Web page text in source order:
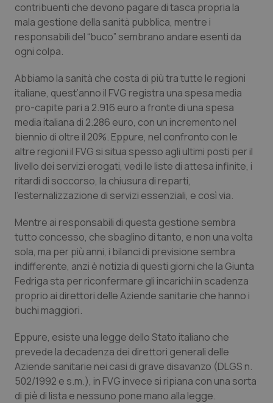
QS Pro
Professionisti Sanitari.AI
Abruzzo
Basilicata
Calabria
Campania
Emilia-Romagna
Friuli Venezia Giulia
Lazio
Liguria
Marche
Molise
QS Pro Gold
Artrite & artrosi
Asma & BPCO
Car-T
Colesterolo & coronaropatie
Dermatite Atopica
Diabete & glucometri
Disturbi dell’umore
Donna & Salute
Epatiti
QS Club Newsletter
contribuenti che devono pagare di tasca propria la
mala gestione della sanità pubblica, mentre i
responsabili del “buco” sembrano andare esenti da
ogni colpa.
Abbiamo la sanità che costa di più tra tutte le regioni
italiane, quest’anno il FVG registra una spesa media
pro-capite pari a 2.916 euro a fronte di una spesa
media italiana di 2.286 euro, con un incremento nel
biennio di oltre il 20%. Eppure, nel confronto con le
altre regioni il FVG si situa spesso agli ultimi posti per il
livello dei servizi erogati, vedi le liste di attesa infinite, i
ritardi di soccorso, la chiusura di reparti,
l’esternalizzazione di servizi essenziali, e così via.
Mentre ai responsabili di questa gestione sembra
tutto concesso, che sbaglino di tanto, e non una volta
sola, ma per più anni, i bilanci di previsione sembra
indifferente, anzi è notizia di questi giorni che la Giunta
Fedriga sta per riconfermare gli incarichi in scadenza
proprio ai direttori delle Aziende sanitarie che hanno i
buchi maggiori.
Eppure, esiste una legge dello Stato italiano che
prevede la decadenza dei direttori generali delle
Aziende sanitarie nei casi di grave disavanzo (DLGS n.
502/1992 e s.m.), in FVG invece si ripiana con una sorta
di piè di lista e nessuno pone mano alla legge.